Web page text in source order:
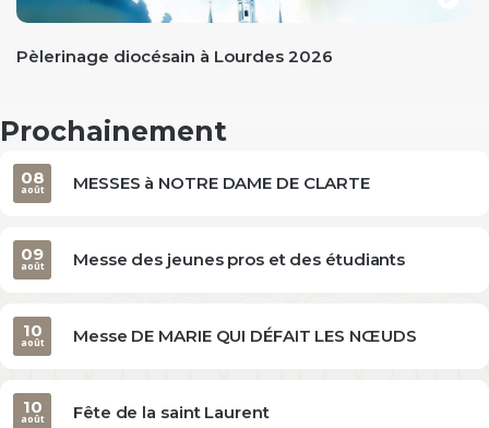
Pèlerinage diocésain à Lourdes 2026
Prochainement
MESSES à NOTRE DAME DE CLARTE
08
août
Messe des jeunes pros et des étudiants
09
août
Messe DE MARIE QUI DÉFAIT LES NŒUDS
10
août
Fête de la saint Laurent
10
août